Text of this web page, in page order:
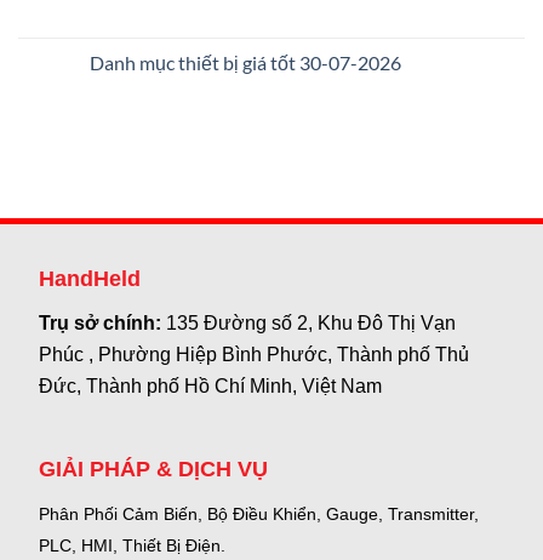
Danh mục thiết bị giá tốt 30-07-2026
HandHeld
Trụ sở chính: 135 Đường số 2, Khu Đô Thị Vạn
Phúc , Phường Hiệp Bình Phước, Thành phố Thủ
Đức, Thành phố Hồ Chí Minh, Việt Nam
GIẢI PHÁP & DỊCH VỤ
Phân Phối Cảm Biến, Bộ Điều Khiển, Gauge, Transmitter,
PLC, HMI, Thiết Bị Điện.